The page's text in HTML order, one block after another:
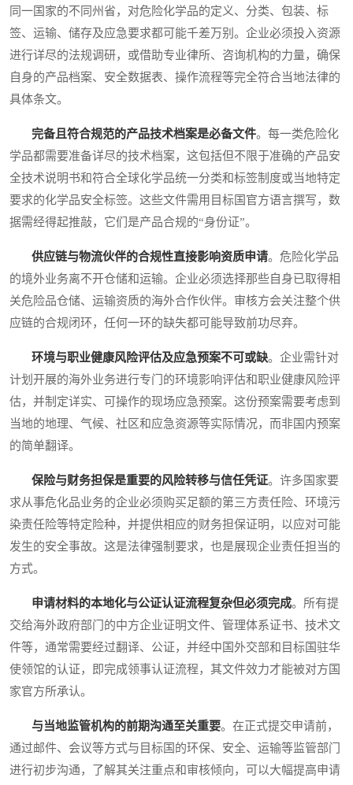
同一国家的不同州省，对危险化学品的定义、分类、包装、标
签、运输、储存及应急要求都可能千差万别。企业必须投入资源
进行详尽的法规调研，或借助专业律所、咨询机构的力量，确保
自身的产品档案、安全数据表、操作流程等完全符合当地法律的
具体条文。
完备且符合规范的产品技术档案是必备文件。每一类危险化
学品都需要准备详尽的技术档案，这包括但不限于准确的产品安
全技术说明书和符合全球化学品统一分类和标签制度或当地特定
要求的化学品安全标签。这些文件需用目标国官方语言撰写，数
据需经得起推敲，它们是产品合规的“身份证”。
供应链与物流伙伴的合规性直接影响资质申请。危险化学品
的境外业务离不开仓储和运输。企业必须选择那些自身已取得相
关危险品仓储、运输资质的海外合作伙伴。审核方会关注整个供
应链的合规闭环，任何一环的缺失都可能导致前功尽弃。
环境与职业健康风险评估及应急预案不可或缺。企业需针对
计划开展的海外业务进行专门的环境影响评估和职业健康风险评
估，并制定详实、可操作的现场应急预案。这份预案需要考虑到
当地的地理、气候、社区和应急资源等实际情况，而非国内预案
的简单翻译。
保险与财务担保是重要的风险转移与信任凭证。许多国家要
求从事危化品业务的企业必须购买足额的第三方责任险、环境污
染责任险等特定险种，并提供相应的财务担保证明，以应对可能
发生的安全事故。这是法律强制要求，也是展现企业责任担当的
方式。
申请材料的本地化与公证认证流程复杂但必须完成。所有提
交给海外政府部门的中方企业证明文件、管理体系证书、技术文
件等，通常需要经过翻译、公证，并经中国外交部和目标国驻华
使领馆的认证，即完成领事认证流程，其文件效力才能被对方国
家官方所承认。
与当地监管机构的前期沟通至关重要。在正式提交申请前，
通过邮件、会议等方式与目标国的环保、安全、运输等监管部门
进行初步沟通，了解其关注重点和审核倾向，可以大幅提高申请